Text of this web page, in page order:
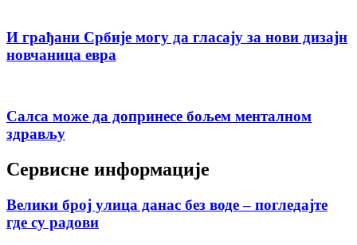
И грађани Србије могу да гласају за нови дизајн
новчаница евра
Салса може да допринесе бољем менталном
здрављу
Сервисне информације
Велики број улица данас без воде – погледајте
где су радови